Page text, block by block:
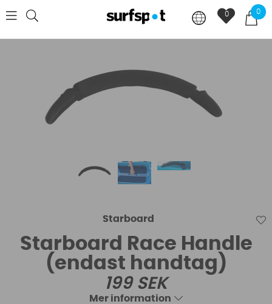
0
0
Starboard
Starboard Race Handle
(endast handtag)
199SEK
Mer information